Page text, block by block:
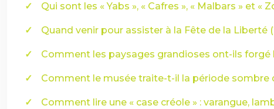
Qui sont les « Yabs », « Cafres », « Malbars » et «
Quand venir pour assister à la Fête de la Liberté
Comment les paysages grandioses ont-ils forgé
Comment le musée traite-t-il la période sombre
Comment lire une « case créole » : varangue,